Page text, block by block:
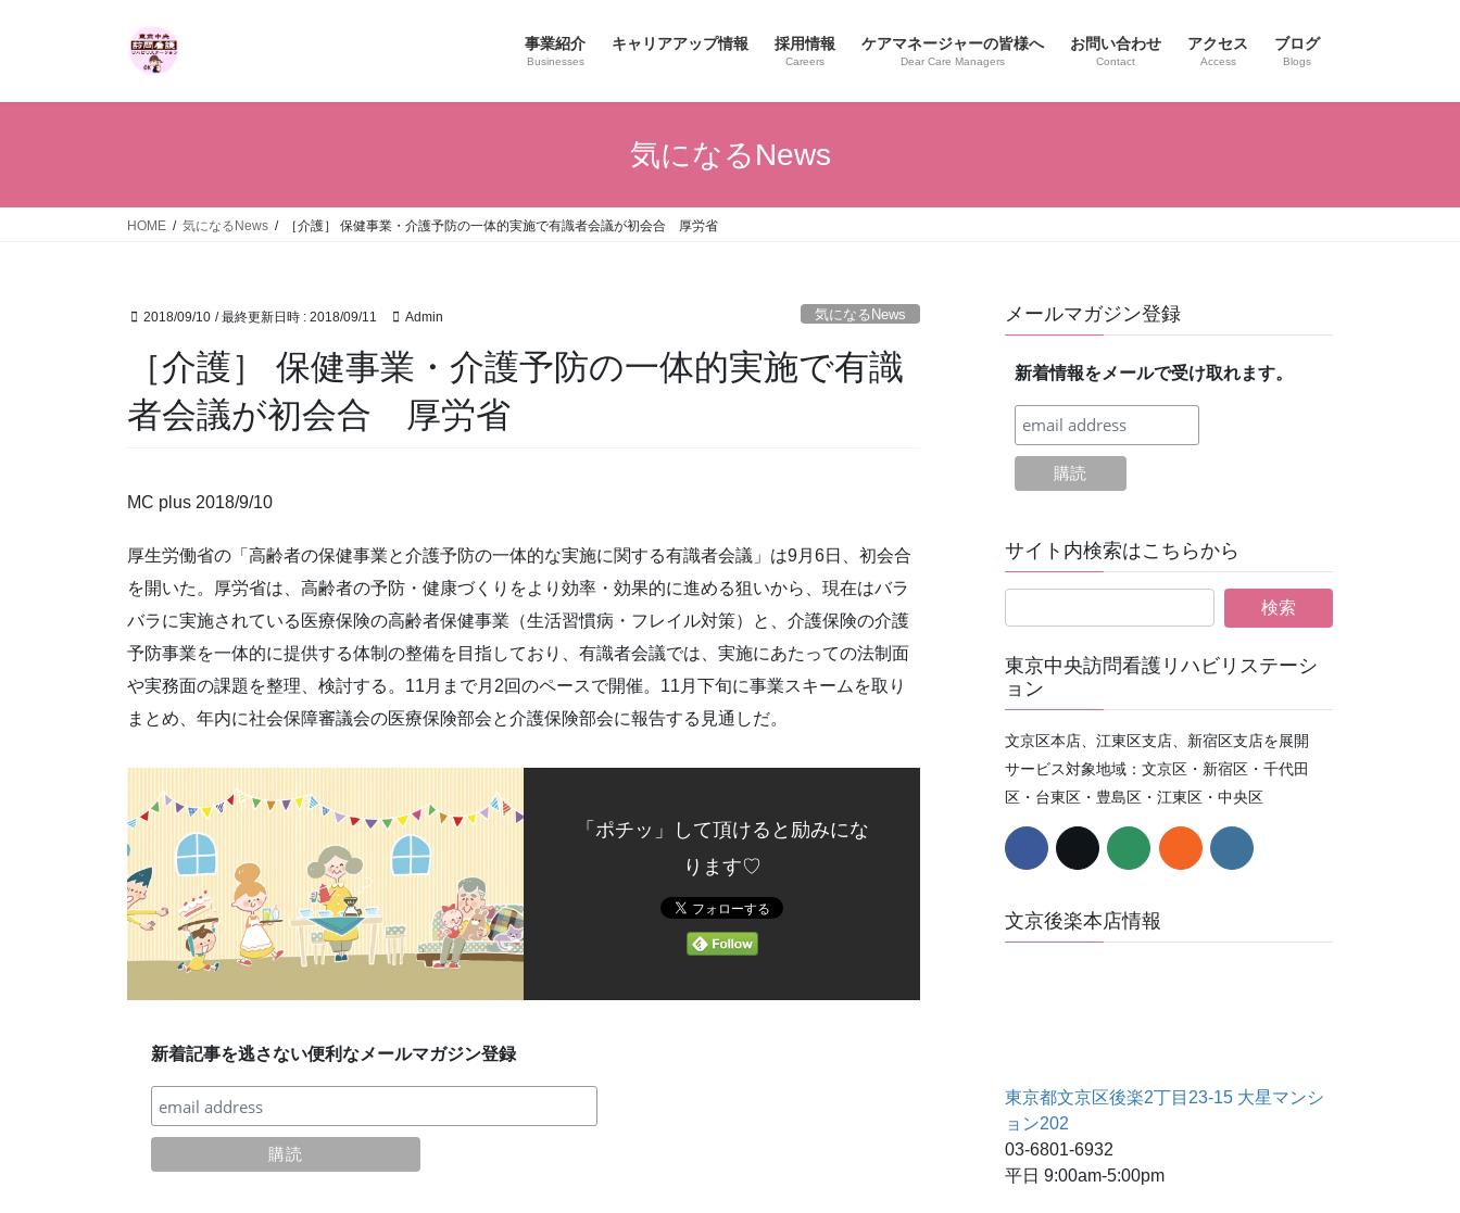
事業紹介
Businesses
キャリアアップ情報 採用情報
Careers
ケアマネージャーの皆様へ
Dear Care Managers
お問い合わせ
Contact
アクセス
Access
ブログ
Blogs
気になるNews
HOME 気になるNews ［介護］ 保健事業・介護予防の一体的実施で有識者会議が初会合 厚労省
2018/09/10 / 最終更新日時 : 2018/09/11 Admin 気になるNews
［介護］ 保健事業・介護予防の一体的実施で有識
者会議が初会合 厚労省
MC plus 2018/9/10
厚生労働省の「高齢者の保健事業と介護予防の一体的な実施に関する有識者会議」は9月6日、初会合
を開いた。厚労省は、高齢者の予防・健康づくりをより効率・効果的に進める狙いから、現在はバラ
バラに実施されている医療保険の高齢者保健事業（生活習慣病・フレイル対策）と、介護保険の介護
予防事業を一体的に提供する体制の整備を目指しており、有識者会議では、実施にあたっての法制面
や実務面の課題を整理、検討する。11月まで月2回のペースで開催。11月下旬に事業スキームを取り
まとめ、年内に社会保障審議会の医療保険部会と介護保険部会に報告する見通しだ。
「ポチッ」して頂けると励みにな
ります♡
新着記事を逃さない便利なメールマガジン登録
メールマガジン登録
新着情報をメールで受け取れます。
サイト内検索はこちらから
東京中央訪問看護リハビリステーシ
ョン
文京区本店、江東区支店、新宿区支店を展開
サービス対象地域：文京区・新宿区・千代田
区・台東区・豊島区・江東区・中央区
文京後楽本店情報
東京都文京区後楽2丁目23-15 大星マンシ
ョン202
03-6801-6932
平日 9:00am-5:00pm